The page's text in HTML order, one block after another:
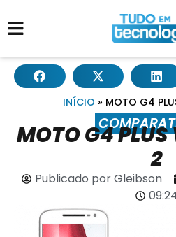
INÍCIO » MOTO G4
MOTO G4 PLUS
2
Publicado porGleibson